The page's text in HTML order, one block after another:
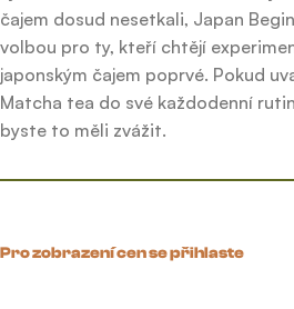
čajem dosud nesetkali, Japan
volbou pro ty, kteří chtějí
japonským čajem poprvé. Pokud
Matcha tea do své každodenní
byste to měli zvážit.
Pro zobrazení cen se přihlaste